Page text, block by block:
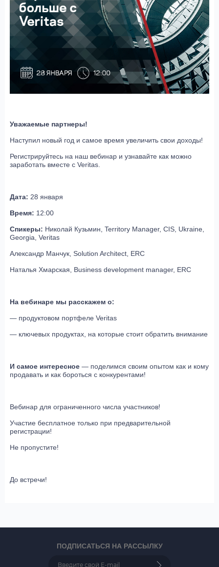
Уважаемые партнеры!
Наступил новый год и самое время увеличить свои доходы!
Регистрируйтесь на наш вебинар и узнавайте как можно
заработать вместе с Veritas.
Дата: 28 января
Время: 12:00
Спикеры: Николай Кузьмин, Territory Manager, CIS, Ukraine,
Georgia, Veritas
Александр Манчук, Solution Architect, ERC
Наталья Хмарская, Business development manager, ERC
На вебинаре мы расскажем о:
— продуктовом портфеле Veritas
— ключевых продуктах, на которые стоит обратить внимание
И самое интересное — поделимся своим опытом как и кому
продавать и как бороться с конкурентами!
Вебинар для ограниченного числа участников!
Участие бесплатное только при предварительной
регистрации!
Не пропустите!
До встречи!
ПОДПИСАТЬСЯ НА РАССЫЛКУ